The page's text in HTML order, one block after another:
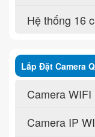
Hệ thống 16
Lắp Đặt Camera
Camera WIFI
Camera IP